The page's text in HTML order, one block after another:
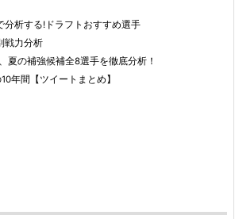
分析する!ドラフトおすすめ選手
戦力分析
夏の補強候補全8選手を徹底分析！
年間【ツイートまとめ】